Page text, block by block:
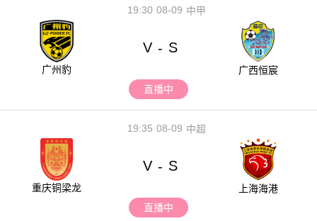
08-09
19:30 中甲
广州豹
V - S
广西恒宸
直播中
08-09
19:35 中超
重庆铜梁龙
V - S
上海海港
直播中